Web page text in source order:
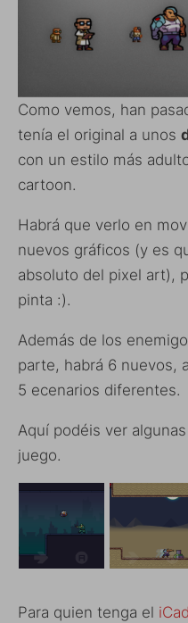
Como vemos, han
tenía el original a unos
con un estilo más
cartoon.
Habrá que verlo en
nuevos gráficos (y es
absoluto del pixel art),
pinta :).
Además de los
parte, habrá 6 nuevos,
5 ecenarios diferentes.
Aquí podéis ver
juego.
Para quien tenga el